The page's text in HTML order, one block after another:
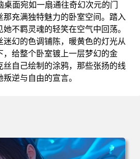
面宛如一扇通往奇幻次元的门
那充满独特魅力的卧室空间。踏入
不羁灵魂的轻笑在空气中回荡。
迷幻的色调铺陈，暖黄色的灯光从
，给整个卧室镀上一层梦幻的金
丝自己绘制的涂鸦，那些张扬的线
逆与自由的宣言。